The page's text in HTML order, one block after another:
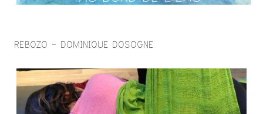
REBOZO – DOMINIQUE DOSOGNE